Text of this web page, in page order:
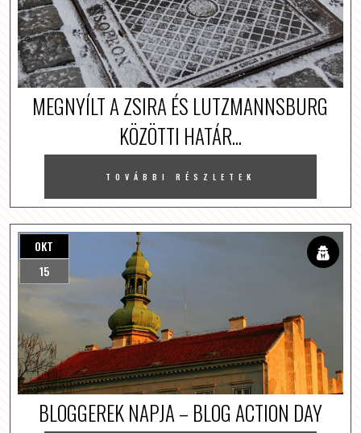
MEGNYÍLT A ZSIRA ÉS LUTZMANNSBURG
KÖZÖTTI HATÁR...
TOVÁBBI RÉSZLETEK
OKT
15
BLOGGEREK NAPJA – BLOG ACTION DAY